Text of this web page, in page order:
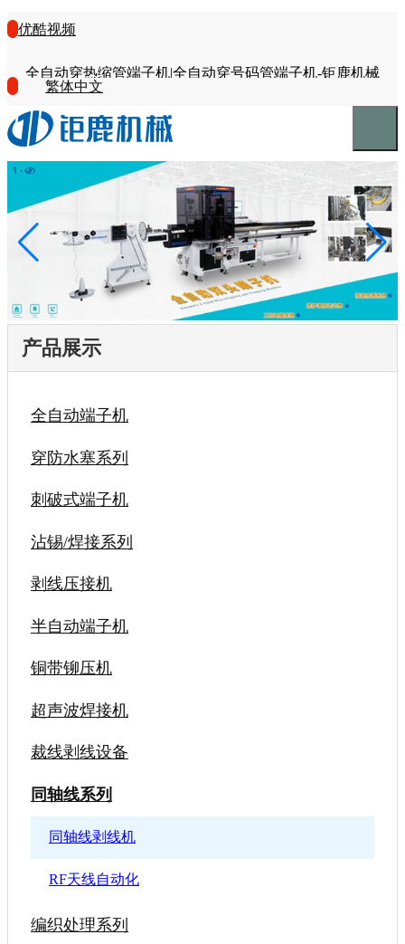
优酷视频
全自动穿热缩管端子机|全自动穿号码管端子机-钜鹿机械
繁体中文
产品展示
全自动端子机
穿防水塞系列
刺破式端子机
沾锡/焊接系列
剥线压接机
半自动端子机
铜带铆压机
超声波焊接机
裁线剥线设备
同轴线系列
同轴线剥线机
RF天线自动化
编织处理系列